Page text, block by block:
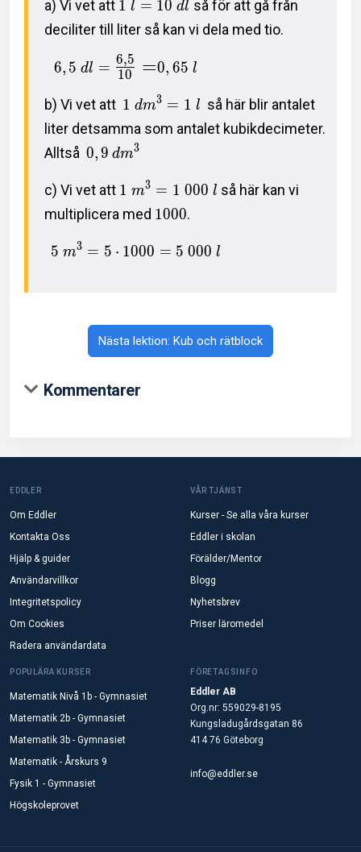
a) Vi vet att 1 l = 10 dl så för att gå från
deciliter till liter så kan vi dela med tio.
6, 5 dl = 10
6,5 =0, 65 l
b) Vi vet att 1 dm3 = 1 l så här blir antalet
liter detsamma som antalet kubikdecimeter.
Alltså 0,9 dm3
c) Vi vet att 1 m3 = 1 000 l så här kan vi
multiplicera med 1000.
5 m3 = 5 ⋅ 1000 = 5 000 l
Nästa lektion: Kub och rätblock
Kommentarer
EDDLER
Om Eddler
Kontakta Oss
Hjälp & guider
Användarvillkor
Integritetspolicy
Om Cookies
Radera användardata
VÅR TJÄNST
Kurser - Se alla våra kurser
Eddler i skolan
Förälder/Mentor
Blogg
Nyhetsbrev
Priser läromedel
POPULÄRA KURSER
Matematik Nivå 1b - Gymnasiet
Matematik 2b - Gymnasiet
Matematik 3b - Gymnasiet
Matematik - Årskurs 9
Fysik 1 - Gymnasiet
Högskoleprovet
FÖRETAGSINFO
Eddler AB
Org.nr: 559029-8195
Kungsladugårdsgatan 86
414 76 Göteborg
info@eddler.se